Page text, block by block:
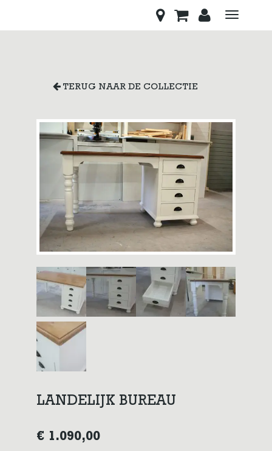
Toggle
TERUG NAAR DE COLLECTIE
LANDELIJK BUREAU
€ 1.090,00